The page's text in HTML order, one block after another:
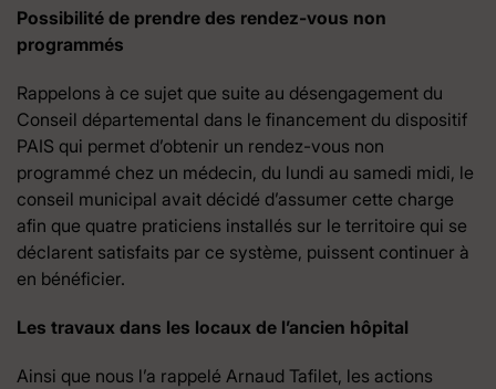
Possibilité de prendre des rendez-vous non
programmés
Rappelons à ce sujet que suite au désengagement du
Conseil départemental dans le financement du dispositif
PAIS qui permet d’obtenir un rendez-vous non
programmé chez un médecin, du lundi au samedi midi, le
conseil municipal avait décidé d’assumer cette charge
afin que quatre praticiens installés sur le territoire qui se
déclarent satisfaits par ce système, puissent continuer à
en bénéficier.
Les travaux dans les locaux de l’ancien hôpital
Ainsi que nous l’a rappelé Arnaud Tafilet, les actions